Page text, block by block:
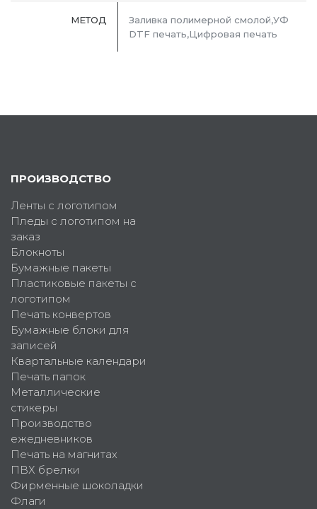
МЕТОД
Заливка полимерной смолой,УФ
DTF печать,Цифровая печать
ПРОИЗВОДСТВО
Ленты с логотипом
Пледы с логотипом на
заказ
Блокноты
Бумажные пакеты
Пластиковые пакеты с
логотипом
Печать конвертов
Бумажные блоки для
записей
Квартальные календари
Печать папок
Металлические
стикеры
Производство
ежедневников
Печать на магнитах
ПВХ брелки
Фирменные шоколадки
Флаги